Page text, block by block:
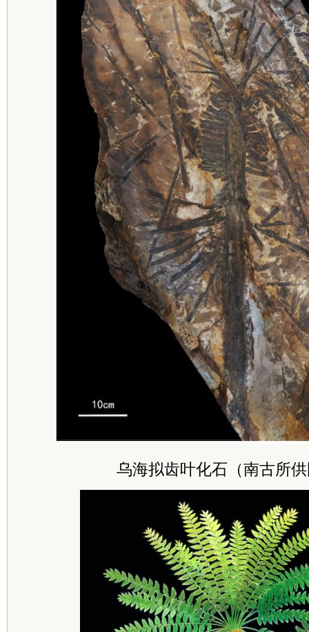
乌海拟齿叶化石（南古所